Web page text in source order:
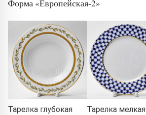
Форма «Европейская-2»
Тарелка глубокая
Тарелка мелкая